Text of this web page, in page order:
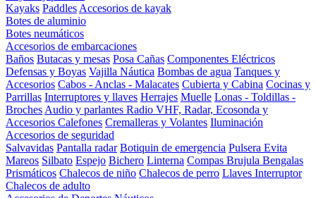
Kayaks Paddles Accesorios de kayak
Botes de aluminio
Botes neumáticos
Accesorios de embarcaciones
Baños Butacas y mesas Posa Cañas Componentes Eléctricos
Defensas y Boyas Vajilla Náutica Bombas de agua Tanques y
Accesorios Cabos - Anclas - Malacates Cubierta y Cabina Cocinas y
Parrillas Interruptores y llaves Herrajes Muelle Lonas - Toldillas -
Broches Audio y parlantes Radio VHF, Radar, Ecosonda y
Accesorios Calefones Cremalleras y Volantes Iluminación
Accesorios de seguridad
Salvavidas Pantalla radar Botiquin de emergencia Pulsera Evita
Mareos Silbato Espejo Bichero Linterna Compas Brujula Bengalas
Prismáticos Chalecos de niño Chalecos de perro Llaves Interruptor
Chalecos de adulto